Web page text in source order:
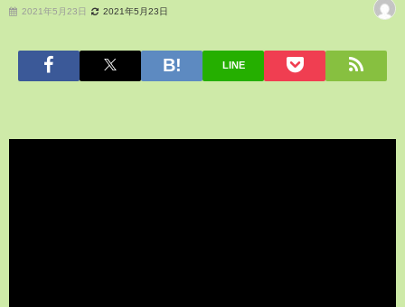
2021年5月23日 2021年5月23日
LINE